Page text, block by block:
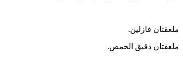
ملعقتان فازلين.
ملعقتان دقيق الحمص.